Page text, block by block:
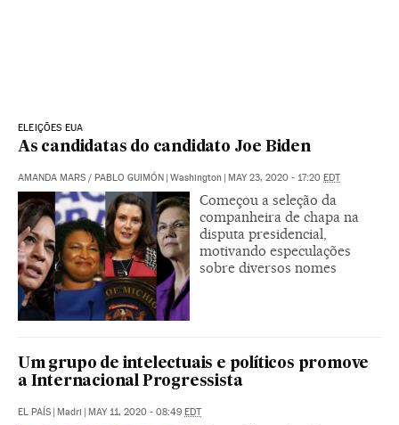
ELEIÇÕES EUA
As candidatas do candidato Joe Biden
AMANDA MARS / PABLO GUIMÓN | Washington | MAY 23, 2020 - 17:20 EDT
Começou a seleção da
companheira de chapa na
disputa presidencial,
motivando especulações
sobre diversos nomes
Um grupo de intelectuais e políticos promove
a Internacional Progressista
EL PAÍS | Madri | MAY 11, 2020 - 08:49 EDT